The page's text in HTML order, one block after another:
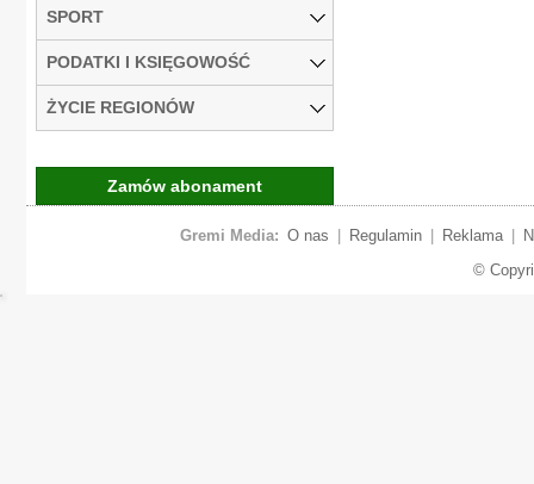
SPORT
PODATKI I KSIĘGOWOŚĆ
ŻYCIE REGIONÓW
Zamów abonament
Gremi Media: O nas Regulamin Reklama
©